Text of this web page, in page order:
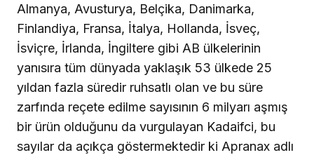
Almanya, Avusturya, Belçika, Danimarka,
Finlandiya, Fransa, İtalya, Hollanda, İsveç,
İsviçre, İrlanda, İngiltere gibi AB ülkelerinin
yanısıra tüm dünyada yaklaşık 53 ülkede 25
yıldan fazla süredir ruhsatlı olan ve bu süre
zarfında reçete edilme sayısının 6 milyarı aşmış
bir ürün olduğunu da vurgulayan Kadaifci, bu
sayılar da açıkça göstermektedir ki Apranax adlı